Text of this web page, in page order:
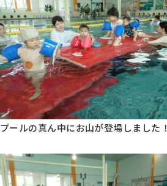
プールの真ん中にお山が登場しました！